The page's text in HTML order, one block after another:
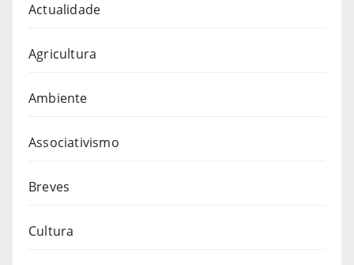
Actualidade
Agricultura
Ambiente
Associativismo
Breves
Cultura